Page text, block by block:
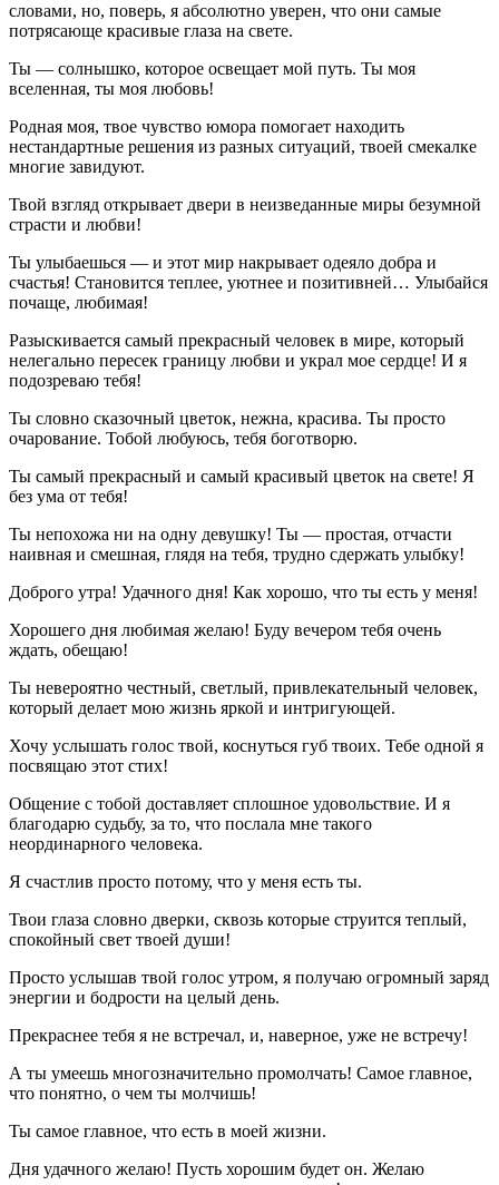
словами, но, поверь, я абсолютно уверен, что они самые
потрясающе красивые глаза на свете.
Ты — солнышко, которое освещает мой путь. Ты моя
вселенная, ты моя любовь!
Родная моя, твое чувство юмора помогает находить
нестандартные решения из разных ситуаций, твоей смекалке
многие завидуют.
Твой взгляд открывает двери в неизведанные миры безумной
страсти и любви!
Ты улыбаешься — и этот мир накрывает одеяло добра и
счастья! Становится теплее, уютнее и позитивней… Улыбайся
почаще, любимая!
Разыскивается самый прекрасный человек в мире, который
нелегально пересек границу любви и украл мое сердце! И я
подозреваю тебя!
Ты словно сказочный цветок, нежна, красива. Ты просто
очарование. Тобой любуюсь, тебя боготворю.
Ты самый прекрасный и самый красивый цветок на свете! Я
без ума от тебя!
Ты непохожа ни на одну девушку! Ты — простая, отчасти
наивная и смешная, глядя на тебя, трудно сдержать улыбку!
Доброго утра! Удачного дня! Как хорошо, что ты есть у меня!
Хорошего дня любимая желаю! Буду вечером тебя очень
ждать, обещаю!
Ты невероятно честный, светлый, привлекательный человек,
который делает мою жизнь яркой и интригующей.
Хочу услышать голос твой, коснуться губ твоих. Тебе одной я
посвящаю этот стих!
Общение с тобой доставляет сплошное удовольствие. И я
благодарю судьбу, за то, что послала мне такого
неординарного человека.
Я счастлив просто потому, что у меня есть ты.
Твои глаза словно дверки, сквозь которые струится теплый,
спокойный свет твоей души!
Просто услышав твой голос утром, я получаю огромный заряд
энергии и бодрости на целый день.
Прекраснее тебя я не встречал, и, наверное, уже не встречу!
А ты умеешь многозначительно промолчать! Самое главное,
что понятно, о чем ты молчишь!
Ты самое главное, что есть в моей жизни.
Дня удачного желаю! Пусть хорошим будет он. Желаю